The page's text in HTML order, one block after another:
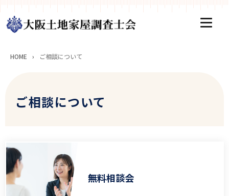
HOME › ご相談について
ご相談について
無料相談会